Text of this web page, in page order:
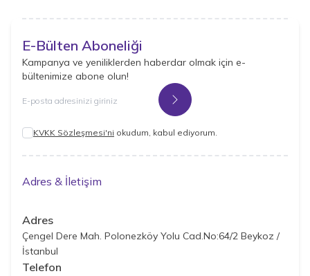
E-Bülten Aboneliği
Kampanya ve yeniliklerden haberdar olmak için e-
bültenimize abone olun!
Kayıt Ol
KVKK Sözleşmesi'ni okudum, kabul ediyorum.
Adres & İletişim
Adres
Çengel Dere Mah. Polonezköy Yolu Cad.No:64/2 Beykoz /
İstanbul
Telefon